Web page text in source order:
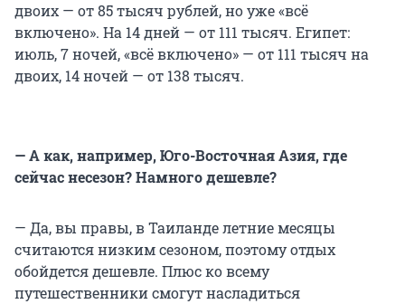
двоих — от 85 тысяч рублей, но уже «всё
включено». На 14 дней — от 111 тысяч. Египет:
июль, 7 ночей, «всё включено» — от 111 тысяч на
двоих, 14 ночей — от 138 тысяч.
— А как, например, Юго-Восточная Азия, где
сейчас несезон? Намного дешевле?
— Да, вы правы, в Таиланде летние месяцы
считаются низким сезоном, поэтому отдых
обойдется дешевле. Плюс ко всему
путешественники смогут насладиться